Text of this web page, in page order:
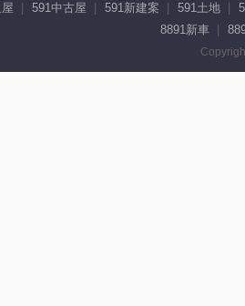
591中古屋 591新建案 591土地
8891新車